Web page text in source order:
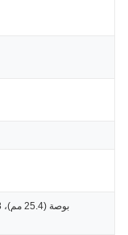
1 بوصة (25.4 مم)، 2.3 بوصة (58 مم)، 3 بوصة (76.2 مم)